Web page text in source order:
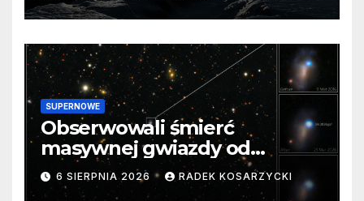
SUPERNOWE
Obserwowali śmierć
masywnej gwiazdy od
samego początku. Niezwykle
cenne dane
6 SIERPNIA 2026 RADEK KOSARZYCKI